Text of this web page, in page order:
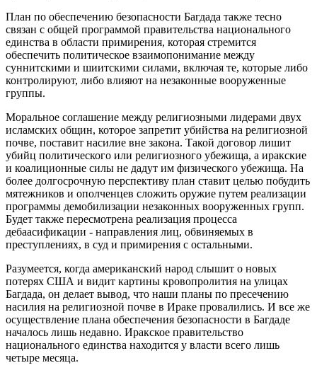
План по обеспечению безопасности Багдада также тесно
связан с общей программой правительства национального
единства в области примирения, которая стремится
обеспечить политическое взаимопонимание между
суннитскими и шиитскими силами, включая те, которые либо
контролируют, либо влияют на незаконные вооруженные
группы.
Моральное соглашение между религиозными лидерами двух
исламских общин, которое запретит убийства на религиозной
почве, поставит насилие вне закона. Такой договор лишит
убийц политического или религиозного убежища, а иракские
и коалиционные силы не дадут им физического убежища. На
более долгосрочную перспективу план ставит целью побудить
мятежников и ополченцев сложить оружие путем реализации
программы демобилизации незаконных вооруженных групп.
Будет также пересмотрена реализация процесса
дебаасификации - направления лиц, обвиняемых в
преступлениях, в суд и примирения с остальными.
Разумеется, когда американский народ слышит о новых
потерях США и видит картины кровопролития на улицах
Багдада, он делает вывод, что наши планы по пресечению
насилия на религиозной почве в Ираке провалились. И все же
осуществление плана обеспечения безопасности в Багдаде
началось лишь недавно. Иракское правительство
национального единства находится у власти всего лишь
четыре месяца.